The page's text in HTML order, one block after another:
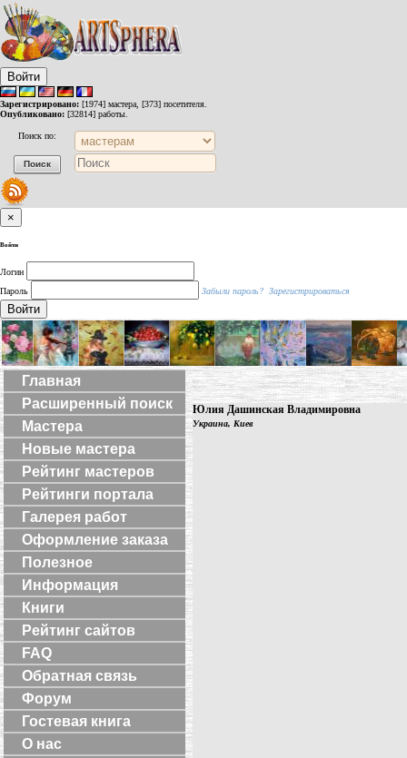
Войти
Зарегистрировано: [1974] мастера, [373] посетителя.
Опубликовано: [32814] работы.
Поиск по:
×
Войти
Логин
Пароль
Забыли пароль? Зарегистрироваться
Войти
Главная
Расширенный поиск
Мастера
Новые мастера
Рейтинг мастеров
Рейтинги портала
Галерея работ
Оформление заказа
Полезное
Информация
Книги
Рейтинг сайтов
FAQ
Обратная связь
Форум
Гостевая книга
О нас
Юлия Дашинская Владимировна
Украина, Киев